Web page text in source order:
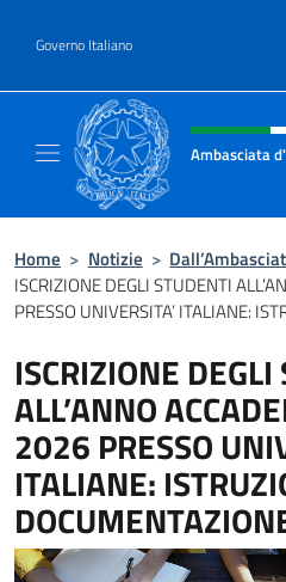
Governo Italiano
Intestazione sito,
Ambasciata
Home > Notizie >
ISCRIZIONE DEGLI STUDENTI
PRESSO UNIVERSITA’ ITALIANE:
ISCRIZIONE
ALL’ANNO
2026 PRESSO
ITALIANE: